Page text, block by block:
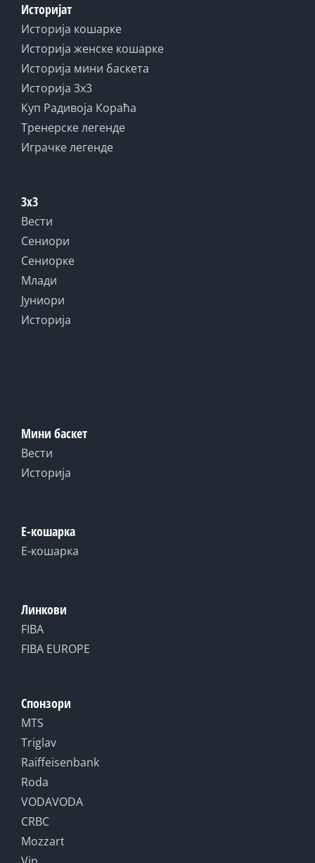
Историјат
Историја кошарке
Историја женске кошарке
Историја мини баскета
Историја 3x3
Куп Радивоја Кораћа
Тренерске легенде
Играчке легенде
3x3
Вести
Сениори
Сениорке
Млади
Јуниори
Историја
Мини баскет
Вести
Историја
Е-кошарка
Е-кошарка
Линкови
FIBA
FIBA EUROPE
Спонзори
MTS
Triglav
Raiffeisenbank
Roda
VODAVODA
CRBC
Mozzart